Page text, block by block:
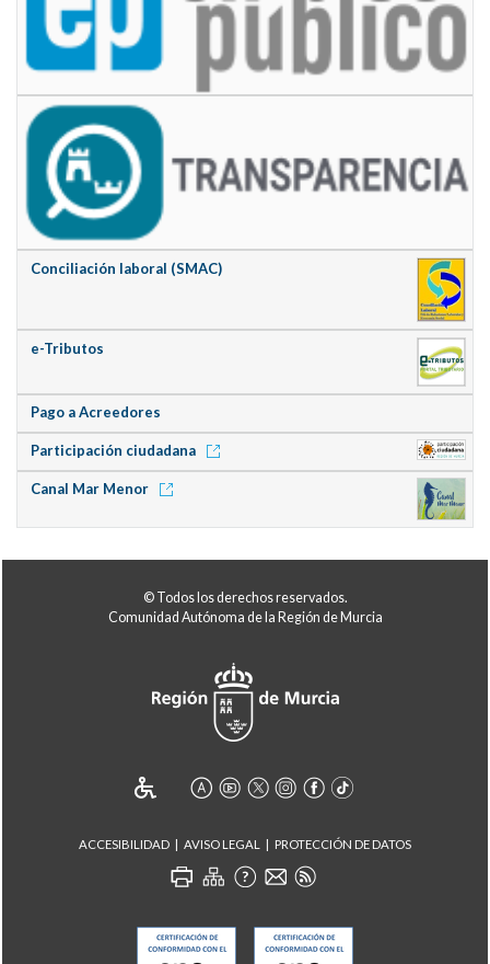
Conciliación laboral (SMAC)
e-Tributos
Pago a Acreedores
Participación ciudadana
Canal Mar Menor
© Todos los derechos reservados.
Comunidad Autónoma de la Región de Murcia
ACCESIBILIDAD AVISO LEGAL PROTECCIÓN DE DATOS